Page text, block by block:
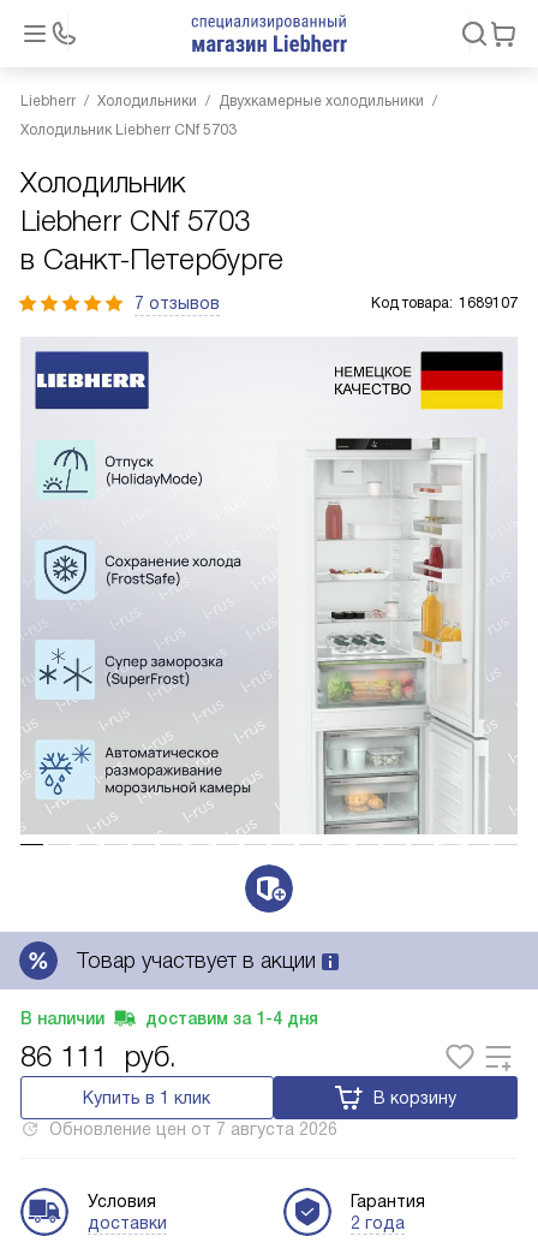
Liebherr Холодильники
Двухкамерные холодильники
Холодильник Liebherr CNf 5703
Холодильник
Liebherr CNf 5703
в Санкт-Петербурге
7 отзывов Код товара: 1689107
Товар участвует в акции
В наличии доставим за 1-4 дня
86 111 руб.
Купить в 1 клик
В корзину
Обновление цен от 7 августа 2026
Условия
доставки
Гарантия
2 года